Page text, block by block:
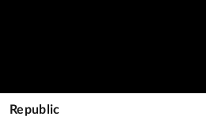
Republic